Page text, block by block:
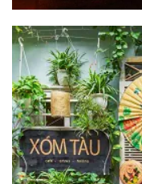
Voyage
Vietnam –